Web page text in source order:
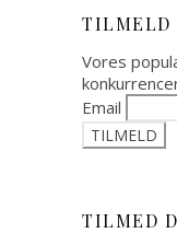
TILMELD
Vores
Email
TILMED